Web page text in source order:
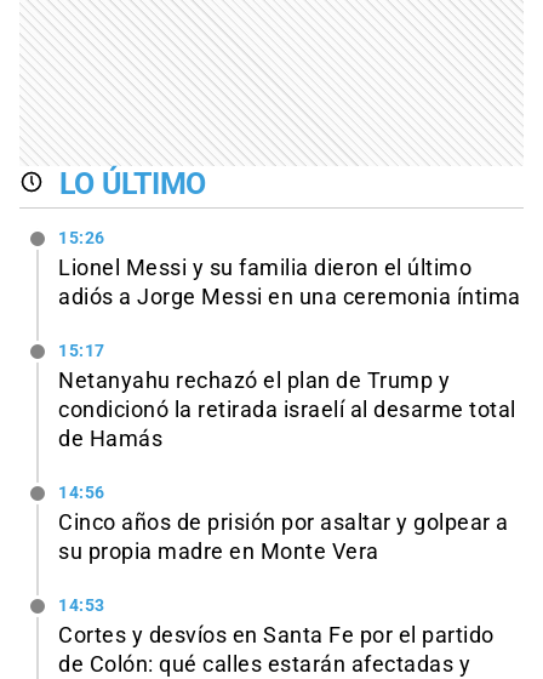
LO ÚLTIMO
15:26
Lionel Messi y su familia dieron el último
adiós a Jorge Messi en una ceremonia íntima
15:17
Netanyahu rechazó el plan de Trump y
condicionó la retirada israelí al desarme total
de Hamás
14:56
Cinco años de prisión por asaltar y golpear a
su propia madre en Monte Vera
14:53
Cortes y desvíos en Santa Fe por el partido
de Colón: qué calles estarán afectadas y